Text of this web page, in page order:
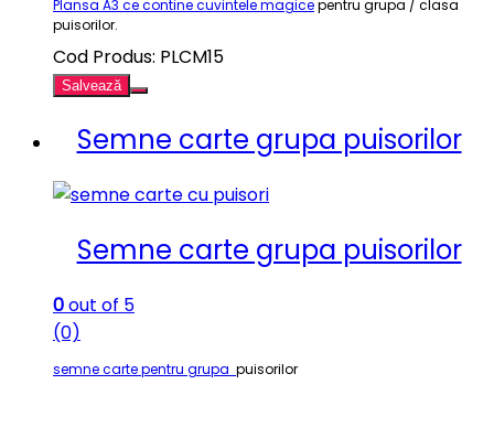
Plansa A3 ce contine cuvintele magicepentru grupa / clasa
puisorilor.
Cod Produs: PLCM15
Salvează
Semne carte grupa puisorilor
Semne carte grupa puisorilor
0out of 5
(0)
semne carte pentru grupa puisorilor